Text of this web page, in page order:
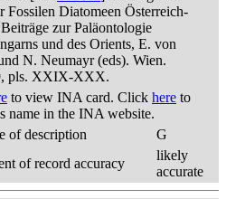
Fossilen Diatomeen Österreich-
zur Paläontologie
und des Orients, E. von
N. Neumayr (eds). Wien.
pls. XXIX-XXX.
to view INA card. Click here to
name in the INA website.
of description
G
of record accuracy
likely
accurate